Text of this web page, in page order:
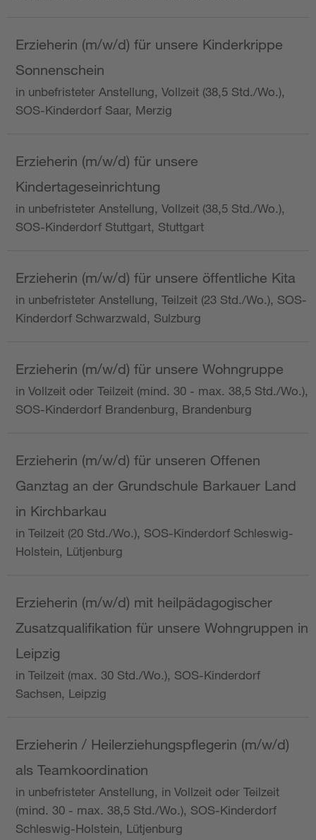
Erzieherin (m/w/d) für unsere Kinderkrippe
Sonnenschein
in unbefristeter Anstellung, Vollzeit (38,5 Std./Wo.),
SOS-Kinderdorf Saar, Merzig
Erzieherin (m/w/d) für unsere
Kindertageseinrichtung
in unbefristeter Anstellung, Vollzeit (38,5 Std./Wo.),
SOS-Kinderdorf Stuttgart, Stuttgart
Erzieherin (m/w/d) für unsere öffentliche Kita
in unbefristeter Anstellung, Teilzeit (23 Std./Wo.), SOS-
Kinderdorf Schwarzwald, Sulzburg
Erzieherin (m/w/d) für unsere Wohngruppe
in Vollzeit oder Teilzeit (mind. 30 - max. 38,5 Std./Wo.),
SOS-Kinderdorf Brandenburg, Brandenburg
Erzieherin (m/w/d) für unseren Offenen
Ganztag an der Grundschule Barkauer Land
in Kirchbarkau
in Teilzeit (20 Std./Wo.), SOS-Kinderdorf Schleswig-
Holstein, Lütjenburg
Erzieherin (m/w/d) mit heilpädagogischer
Zusatzqualifikation für unsere Wohngruppen in
Leipzig
in Teilzeit (max. 30 Std./Wo.), SOS-Kinderdorf
Sachsen, Leipzig
Erzieherin / Heilerziehungspflegerin (m/w/d)
als Teamkoordination
in unbefristeter Anstellung, in Vollzeit oder Teilzeit
(mind. 30 - max. 38,5 Std./Wo.), SOS-Kinderdorf
Schleswig-Holstein, Lütjenburg